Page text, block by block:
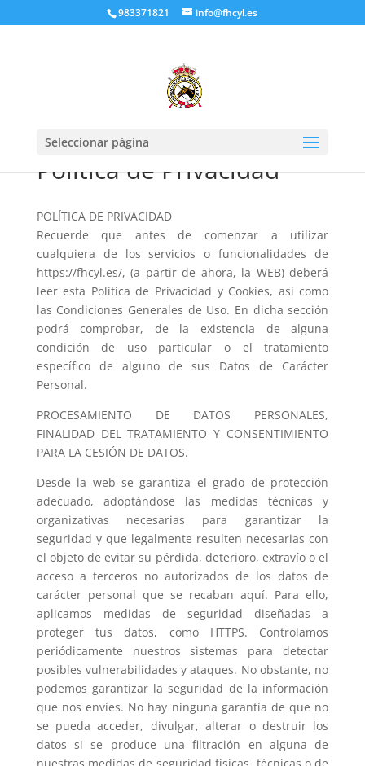
983371821 info@fhcyl.es
Seleccionar página
Política de Privacidad
POLÍTICA DE PRIVACIDAD
Recuerde que antes de comenzar a utilizar
cualquiera de los servicios o funcionalidades de
https://fhcyl.es/, (a partir de ahora, la WEB) deberá
leer esta Política de Privacidad y Cookies, así como
las Condiciones Generales de Uso. En dicha sección
podrá comprobar, de la existencia de alguna
condición de uso particular o el tratamiento
específico de alguno de sus Datos de Carácter
Personal.
PROCESAMIENTO DE DATOS PERSONALES,
FINALIDAD DEL TRATAMIENTO Y CONSENTIMIENTO
PARA LA CESIÓN DE DATOS.
Desde la web se garantiza el grado de protección
adecuado, adoptándose las medidas técnicas y
organizativas necesarias para garantizar la
seguridad y que legalmente resulten necesarias con
el objeto de evitar su pérdida, deterioro, extravío o el
acceso a terceros no autorizados de los datos de
carácter personal que se recaban aquí. Para ello,
aplicamos medidas de seguridad diseñadas a
proteger tus datos, como HTTPS. Controlamos
periódicamente nuestros sistemas para detectar
posibles vulnerabilidades y ataques. No obstante, no
podemos garantizar la seguridad de la información
que nos envíes. No hay ninguna garantía de que no
se pueda acceder, divulgar, alterar o destruir los
datos si se produce una filtración en alguna de